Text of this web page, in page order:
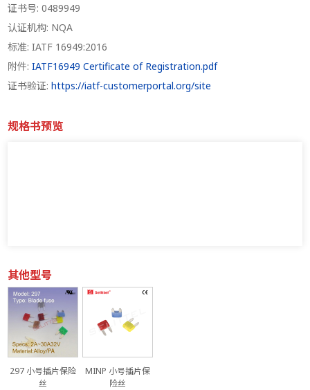
证书号: 0489949
认证机构: NQA
标准: IATF 16949:2016
附件:IATF16949 Certificate of Registration.pdf
证书验证:https://iatf-customerportal.org/site
规格书预览
其他型号
297 小号插片保险
丝
MINP 小号插片保
险丝